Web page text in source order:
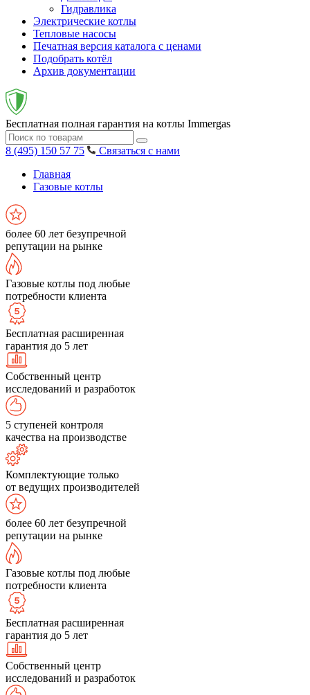
Гидравлика
Электрические котлы
Тепловые насосы
Печатная версия каталога с ценами
Подобрать котёл
Архив документации
Бесплатная полная гарантия на котлы Immergas
8 (495) 150 57 75
Связаться с нами
Главная
Газовые котлы
более 60 лет безупречной
репутации на рынке
Газовые котлы под любые
потребности клиента
Бесплатная расширенная
гарантия до 5 лет
Собственный центр
исследований и разработок
5 ступеней контроля
качества на производстве
Комплектующие только
от ведущих производителей
более 60 лет безупречной
репутации на рынке
Газовые котлы под любые
потребности клиента
Бесплатная расширенная
гарантия до 5 лет
Собственный центр
исследований и разработок